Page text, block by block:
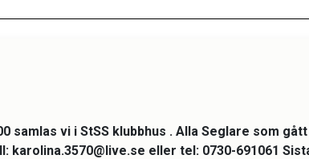
samlas vi i StSS klubbhus . Alla Seglare som
karolina.3570@live.se eller tel: 0730-691061